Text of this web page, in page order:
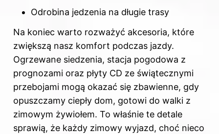
Odrobina jedzenia na długie trasy
Na koniec warto rozważyć akcesoria, które
zwiększą nasz komfort podczas jazdy.
Ogrzewane siedzenia, stacja pogodowa z
prognozami oraz płyty CD ze świątecznymi
przebojami mogą okazać się zbawienne, gdy
opuszczamy ciepły dom, gotowi do walki z
zimowym żywiołem. To właśnie te detale
sprawią, że każdy zimowy wyjazd, choć nieco